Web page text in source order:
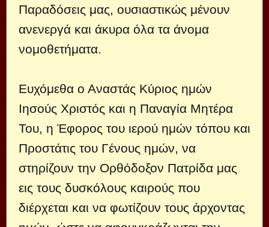
Παραδόσεις μας, ουσιαστικώς μένουν
ανενεργά και άκυρα όλα τα άνομα
νομοθετήματα.
Ευχόμεθα ο Αναστάς Κύριος ημών
Ιησούς Χριστός και η Παναγία Μητέρα
Του, η Έφορος του ιερού ημών τόπου και
Προστάτις του Γένους ημών, να
στηρίζουν την Ορθόδοξον Πατρίδα μας
εις τους δυσκόλους καιρούς που
διέρχεται και να φωτίζουν τους άρχοντας